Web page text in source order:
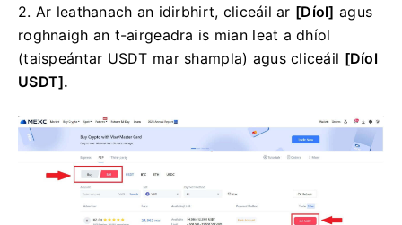
2. Ar leathanach an idirbhirt, cliceáil ar [Díol] agus
roghnaigh an t-airgeadra is mian leat a dhíol
(taispeántar USDT mar shampla) agus cliceáil [Díol
USDT].